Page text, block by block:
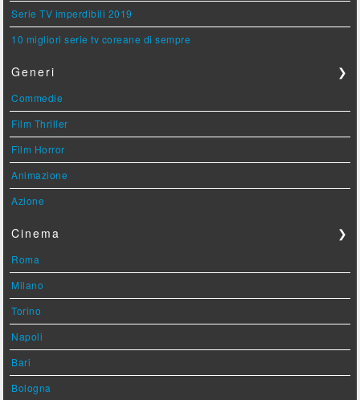
Serie TV imperdibili 2019
10 migliori serie tv coreane di sempre
Generi ❯
Commedie
Film Thriller
Film Horror
Animazione
Azione
Cinema ❯
Roma
Milano
Torino
Napoli
Bari
Bologna